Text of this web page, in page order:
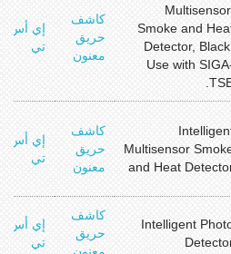
Smoke and
Detector,
Use with
كاشف
حريق
معنون
إي أس
تي
Multisensor
and Heat
كاشف
حريق
معنون
إي أس
تي
Intelligent
كاشف
حريق
إي أس
تي